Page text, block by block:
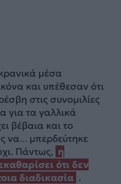
μέσα
και υπέθεσαν ότι
στις συνομιλίες
για τα γαλλικά
βέβαια και το
να… μπερδεύτηκε
Πάντως, η
ότι δεν
διαδικασία .